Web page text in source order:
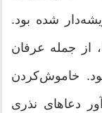
شده بود.
از جمله عرفان
خاموش‌کردن
دعاهای نذری